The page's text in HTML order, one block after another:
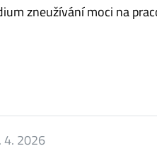
zneužívání moci na
4. 2026